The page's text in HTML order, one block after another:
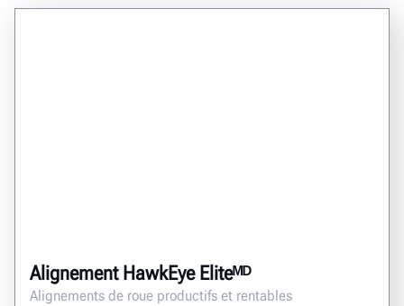
Alignement HawkEye Eliteᴹᴰ
Alignements de roue productifs et rentables